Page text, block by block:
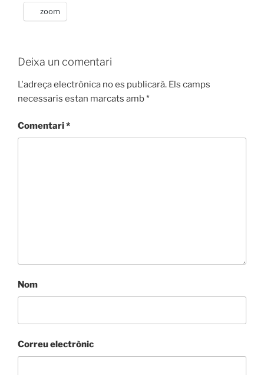
zoom
Deixa un comentari
L'adreça electrònica no es publicarà. Els camps
necessaris estan marcats amb*
Comentari*
Nom
Correu electrònic